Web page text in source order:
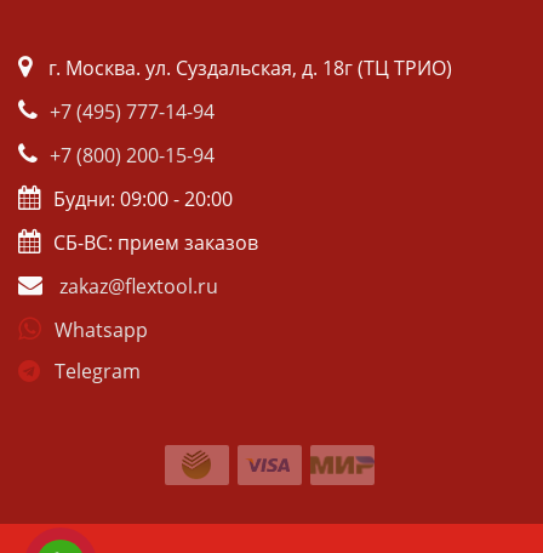
г. Москва. ул. Суздальская, д. 18г (ТЦ ТРИО)
+7 (495) 777-14-94
+7 (800) 200-15-94
Будни: 09:00 - 20:00
СБ-ВС: прием заказов
zakaz@flextool.ru
Whatsapp
Telegram